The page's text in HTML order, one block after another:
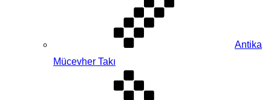
Antika
Mücevher Takı